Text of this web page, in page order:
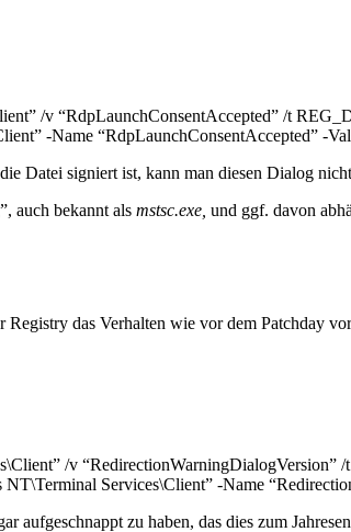
/v “RdpLaunchConsentAccepted” /t
-Name “RdpLaunchConsentAccepted” -
Datei signiert ist, kann man diesen Dialog
auch bekannt als mstsc.exe, und ggf. davon
das Verhalten wie vor dem Patchday
/v “RedirectionWarningDialogVersion”
Services\Client” -Name
zu haben, das dies zum